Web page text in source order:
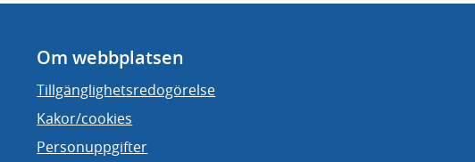
Om webbplatsen
Tillgänglighetsredogörelse
Kakor/cookies
Personuppgifter